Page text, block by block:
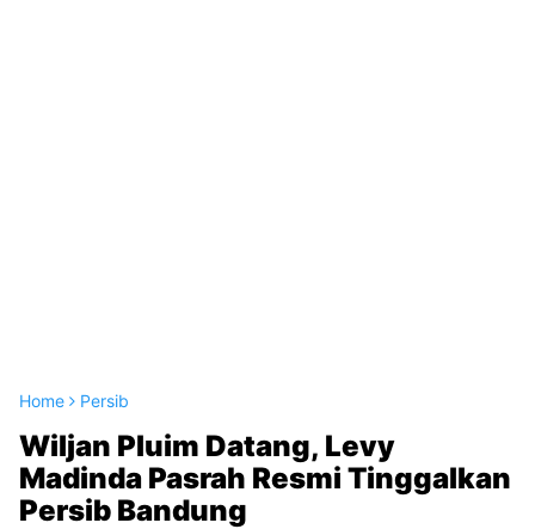
Home Persib
Wiljan Pluim Datang, Levy
Madinda Pasrah Resmi Tinggalkan
Persib Bandung